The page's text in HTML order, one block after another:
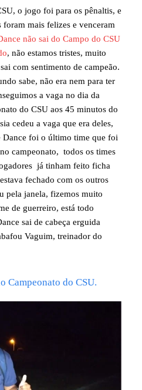
o jogo foi para os pênaltis, e
mais felizes e venceram
não sai do Campo do CSU
, não estamos tristes, muito
com sentimento de campeão.
sabe, não era nem para ter
a vaga no dia da
do CSU aos 45 minutos do
cedeu a vaga que era deles,
Dance foi o último time que foi
campeonato, todos os times
já tinham feito ficha
fechado com os outros
pela janela, fizemos muito
de guerreiro, está todo
sai de cabeça erguida
Vaguim, treinador do
Campeonato do CSU.